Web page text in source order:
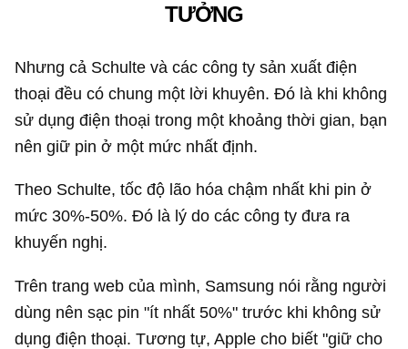
TƯỞNG
Nhưng cả Schulte và các công ty sản xuất điện
thoại đều có chung một lời khuyên. Đó là khi không
sử dụng điện thoại trong một khoảng thời gian, bạn
nên giữ pin ở một mức nhất định.
Theo Schulte, tốc độ lão hóa chậm nhất khi pin ở
mức 30%-50%. Đó là lý do các công ty đưa ra
khuyến nghị.
Trên trang web của mình, Samsung nói rằng người
dùng nên sạc pin "ít nhất 50%" trước khi không sử
dụng điện thoại. Tương tự, Apple cho biết "giữ cho